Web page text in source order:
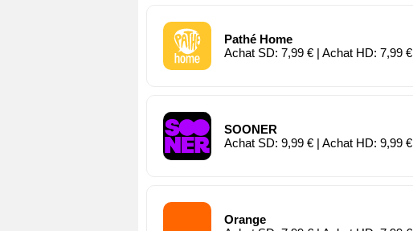
Pathé Home
Achat SD: 7,99 € | Achat HD: 7,99 €
SOONER
Achat SD: 9,99 € | Achat HD: 9,99 €
Orange